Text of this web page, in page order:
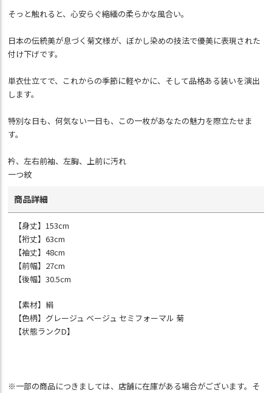
そっと触れると、心安らぐ縮緬の柔らかな風合い。
日本の伝統美が息づく菊文様が、ぼかし染めの技法で優美に表現された
付け下げです。
単衣仕立てで、これからの季節に軽やかに、そして品格ある装いを演出
します。
特別な日も、何気ない一日も、この一枚があなたの魅力を際立たせま
す。
衿、左右前袖、左胸、上前に汚れ
一つ紋
商品詳細
【身丈】153cm
【裄丈】63cm
【袖丈】48cm
【前幅】27cm
【後幅】30.5cm
【素材】絹
【色柄】グレージュ ベージュ セミフォーマル 菊
【状態ランクD】
※一部の商品につきましては、店舗に在庫がある場合がございます。そ